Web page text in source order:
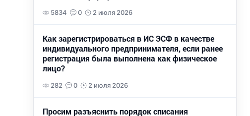
5834 0 2 июля 2026
Как зарегистрироваться в ИС ЭСФ в качестве
индивидуального предпринимателя, если ранее
регистрация была выполнена как физическое
лицо?
282 0 2 июля 2026
Просим разъяснить порядок списания